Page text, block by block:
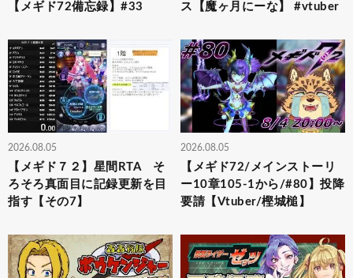
【メギド72備忘録】#33
ス【魔ヶ月にーな】 #vtuber
2026.08.05
【メギド７２】星間RTA そ
ろそろ真面目に記録更新を目
指す【その7】
2026.08.05
【メギド72/メインストーリ
ー10章105-1から/#80】投降
要請【Vtuber/樫城槌】